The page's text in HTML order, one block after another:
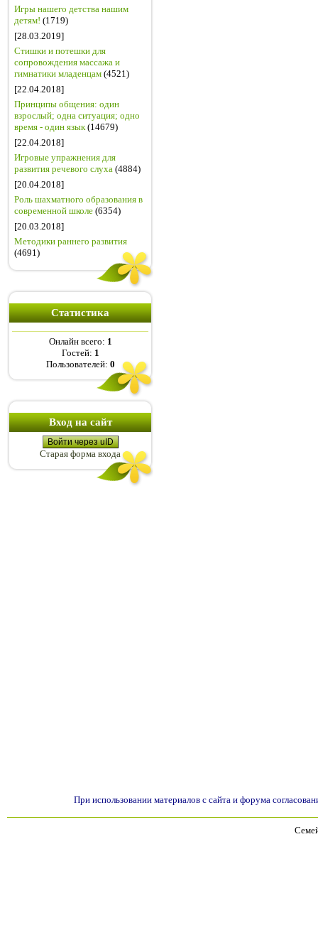
Игры нашего детства нашим
детям! (1719)
[28.03.2019]
Стишки и потешки для
сопровождения массажа и
гимнатики младенцам (4521)
[22.04.2018]
Принципы общения: один
взрослый; одна ситуация; одно
время - один язык(14679)
[22.04.2018]
Игровые упражнения для
развития речевого слуха (4884)
[20.04.2018]
Роль шахматного образования в
современной школе (6354)
[20.03.2018]
Методики раннего развития
(4691)
Статистика
Онлайн всего: 1
Гостей: 1
Пользователей: 0
Вход на сайт
Войти через uID
Старая форма входа
При использовании материалов с сайта и форума